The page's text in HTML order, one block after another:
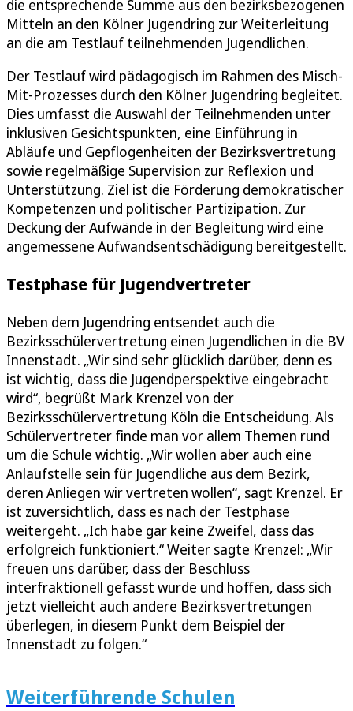
die entsprechende Summe aus den bezirksbezogenen
Mitteln an den Kölner Jugendring zur Weiterleitung
an die am Testlauf teilnehmenden Jugendlichen.
Der Testlauf wird pädagogisch im Rahmen des Misch-
Mit-Prozesses durch den Kölner Jugendring begleitet.
Dies umfasst die Auswahl der Teilnehmenden unter
inklusiven Gesichtspunkten, eine Einführung in
Abläufe und Gepflogenheiten der Bezirksvertretung
sowie regelmäßige Supervision zur Reflexion und
Unterstützung. Ziel ist die Förderung demokratischer
Kompetenzen und politischer Partizipation. Zur
Deckung der Aufwände in der Begleitung wird eine
angemessene Aufwandsentschädigung bereitgestellt.
Testphase für Jugendvertreter
Neben dem Jugendring entsendet auch die
Bezirksschülervertretung einen Jugendlichen in die BV
Innenstadt. „Wir sind sehr glücklich darüber, denn es
ist wichtig, dass die Jugendperspektive eingebracht
wird“, begrüßt Mark Krenzel von der
Bezirksschülervertretung Köln die Entscheidung. Als
Schülervertreter finde man vor allem Themen rund
um die Schule wichtig. „Wir wollen aber auch eine
Anlaufstelle sein für Jugendliche aus dem Bezirk,
deren Anliegen wir vertreten wollen“, sagt Krenzel. Er
ist zuversichtlich, dass es nach der Testphase
weitergeht. „Ich habe gar keine Zweifel, dass das
erfolgreich funktioniert.“ Weiter sagte Krenzel: „Wir
freuen uns darüber, dass der Beschluss
interfraktionell gefasst wurde und hoffen, dass sich
jetzt vielleicht auch andere Bezirksvertretungen
überlegen, in diesem Punkt dem Beispiel der
Innenstadt zu folgen.“
Weiterführende Schulen